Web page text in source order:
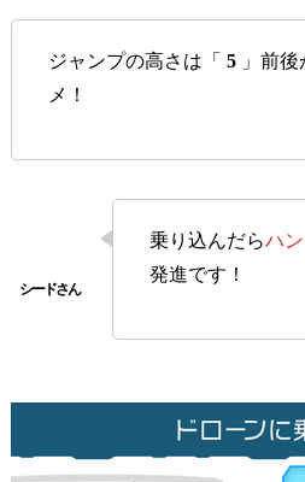
ジャンプの高さは「 5」前後
メ！
乗り込んだらハ
発進です！